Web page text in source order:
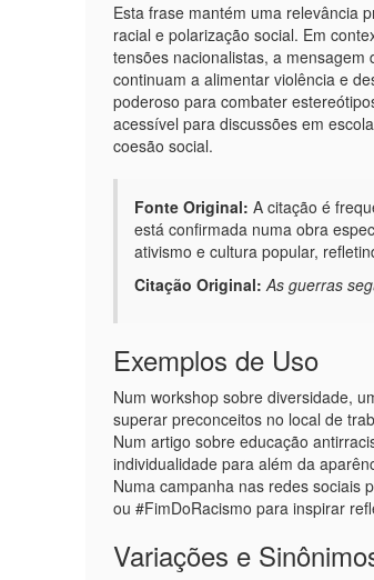
Esta frase mantém uma relevância
racial e polarização social. Em
tensões nacionalistas, a
continuam a alimentar violência e
poderoso para combater
acessível para discussões em
coesão social.
Fonte Original: A citação é
está confirmada numa obra
ativismo e cultura popular,
Citação Original: As guerras
Exemplos de Uso
Num workshop sobre diversidade,
superar preconceitos no local de
Num artigo sobre educação
individualidade para além da
Numa campanha nas redes sociais
ou #FimDoRacismo para inspirar
Variações e